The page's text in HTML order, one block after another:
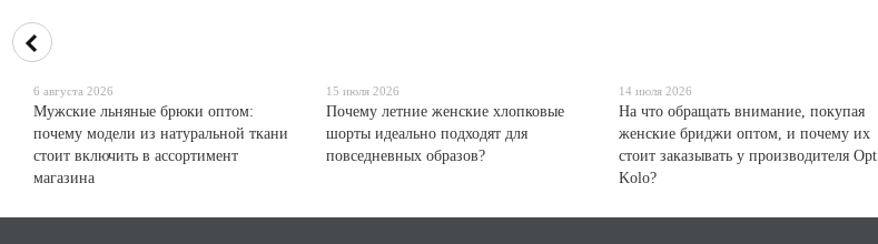
6 августа 2026
Мужские льняные брюки оптом:
почему модели из натуральной ткани
стоит включить в ассортимент
магазина
15 июля 2026
Почему летние женские хлопковые
шорты идеально подходят для
повседневных образов?
14 июля 2026
На что обращать внимание, покупая
женские бриджи оптом, и почему их
стоит заказывать у производителя Opt
Kolo?